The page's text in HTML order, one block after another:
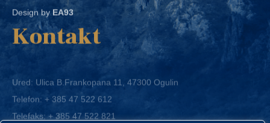
Kontakt
Telefon:+ 385 47 522 612
Telefaks:+ 385 47 522 821
E-mail:grad-ogulin@ogulin.hr